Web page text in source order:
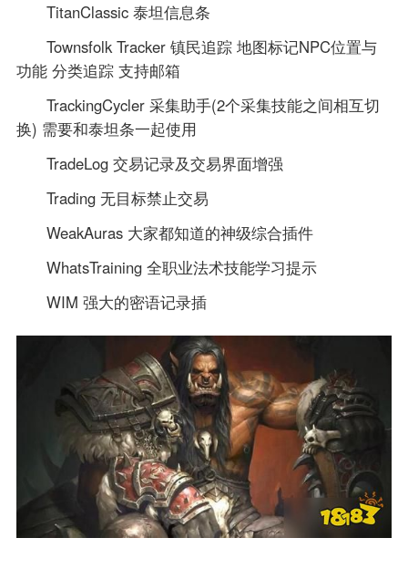
TitanClassic 泰坦信息条
Townsfolk Tracker 镇民追踪 地图标记NPC位置与
功能 分类追踪 支持邮箱
TrackingCycler 采集助手(2个采集技能之间相互切
换) 需要和泰坦条一起使用
TradeLog 交易记录及交易界面增强
Trading 无目标禁止交易
WeakAuras 大家都知道的神级综合插件
WhatsTraining 全职业法术技能学习提示
WIM 强大的密语记录插